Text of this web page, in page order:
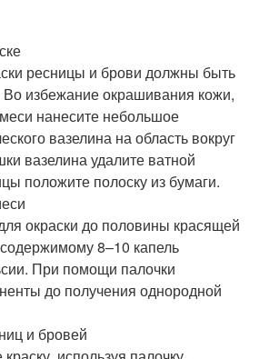
ресницы и брови должны быть
избежание окрашивания кожи,
нанесите небольшое
вазелина на область вокруг
вазелина удалите ватной
положите полоску из бумаги.
окраски до половины красящей
8–10 капель
При помощи палочки
до получения однородной
и бровей